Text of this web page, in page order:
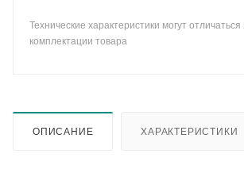
Технические характеристики могут
комплектации товара
ОПИСАНИЕ ХАРАКТЕРИСТИКИ